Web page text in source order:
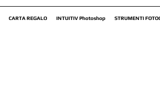
CARTA REGALO INTUITIV Photoshop STRUMENTI